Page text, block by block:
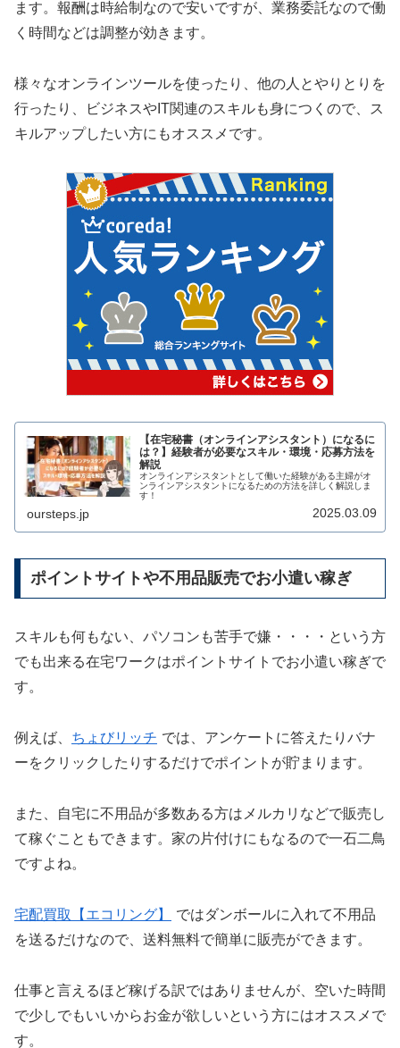
ます。報酬は時給制なので安いですが、業務委託なので働
く時間などは調整が効きます。
様々なオンラインツールを使ったり、他の人とやりとりを
行ったり、ビジネスやIT関連のスキルも身につくので、ス
キルアップしたい方にもオススメです。
【在宅秘書（オンラインアシスタント）になるに
は？】経験者が必要なスキル・環境・応募方法を
解説
オンラインアシスタントとして働いた経験がある主婦がオ
ンラインアシスタントになるための方法を詳しく解説しま
す！
oursteps.jp 2025.03.09
ポイントサイトや不用品販売でお小遣い稼ぎ
スキルも何もない、パソコンも苦手で嫌・・・・という方
でも出来る在宅ワークはポイントサイトでお小遣い稼ぎで
す。
例えば、 ちょびリッチ では、アンケートに答えたりバナ
ーをクリックしたりするだけでポイントが貯まります。
また、自宅に不用品が多数ある方はメルカリなどで販売し
て稼ぐこともできます。家の片付けにもなるので一石二鳥
ですよね。
宅配買取【エコリング】
ではダンボールに入れて不用品
を送るだけなので、送料無料で簡単に販売ができます。
仕事と言えるほど稼げる訳ではありませんが、空いた時間
で少しでもいいからお金が欲しいという方にはオススメで
す。